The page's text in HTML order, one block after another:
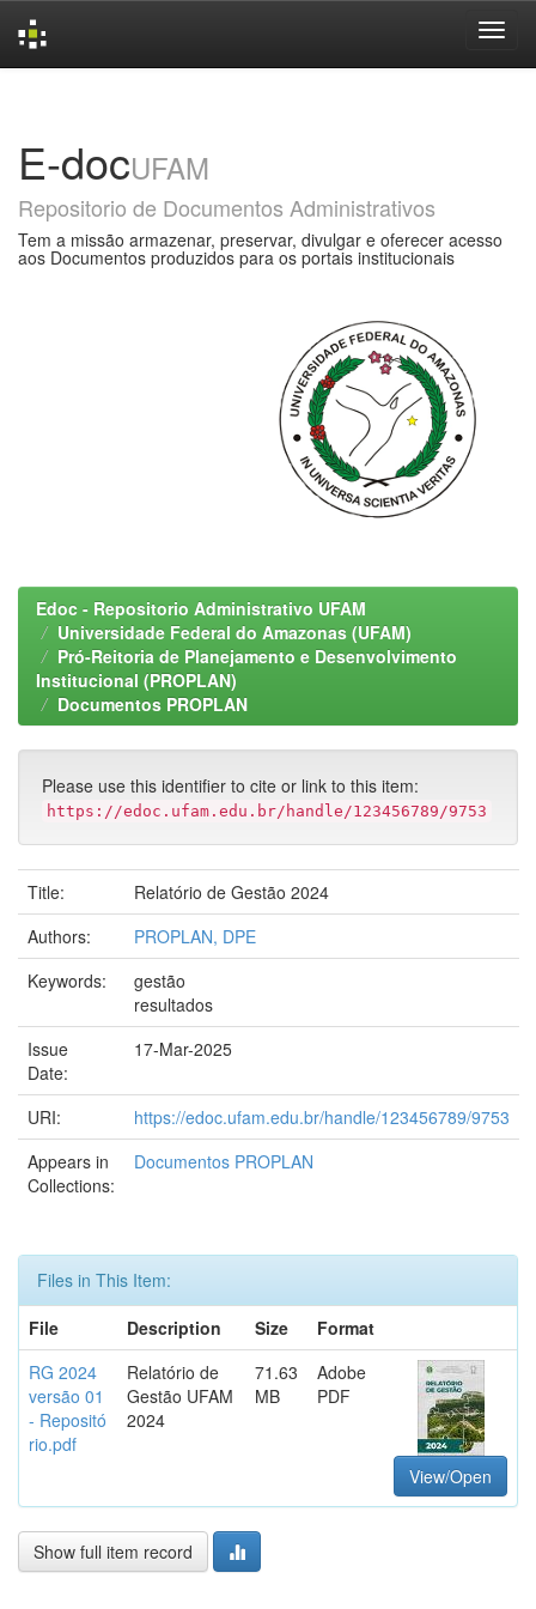
E-docUFAM
Repositorio de Documentos Administrativos
Tem a missão armazenar, preservar, divulgar e oferecer acesso
aos Documentos produzidos para os portais institucionais
Edoc - Repositorio Administrativo UFAM
Universidade Federal do Amazonas (UFAM)
Pró-Reitoria de Planejamento e Desenvolvimento
Institucional (PROPLAN)
Documentos PROPLAN
Please use this identifier to cite or link to this item:
https://edoc.ufam.edu.br/handle/123456789/9753
Title:
Relatório de Gestão 2024
Authors:
PROPLAN, DPE
Keywords:
gestão
resultados
Issue
Date:
17-Mar-2025
URI:
https://edoc.ufam.edu.br/handle/123456789/9753
Appears in
Collections:
Documentos PROPLAN
Files in This Item:
File
Description Size
Format
RG 2024
versão 01
- Repositó
rio.pdf
Relatório de
Gestão UFAM
2024
71.63
MB
Adobe
PDF
View/Open
Show full item record